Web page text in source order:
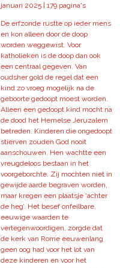
januari 2025 | 179 pagina's
De erfzonde rustte op ieder mens
en kon alleen door de doop
worden weggewist. Voor
katholieken is de doop dan ook
een centraal gegeven. Van
oudsher gold de regel dat een
kind zo vroeg mogelijk na de
geboorte gedoopt moest worden.
Alleen een gedoopt kind mocht na
de dood het Hemelse Jeruzalem
betreden. Kinderen die ongedoopt
stierven zouden God nooit
aanschouwen. Hen wachtte een
vreugdeloos bestaan in het
voorgeborchte. Zij mochten niet in
gewijde aarde begraven worden,
maar kregen een plaatsje ‘achter
de heg’. Het besef onfeilbare,
eeuwige waarden te
vertegenwoordigen, zorgde dat
de kerk van Rome eeuwenlang
geen oog had voor het lot van
deze kinderen en voor het